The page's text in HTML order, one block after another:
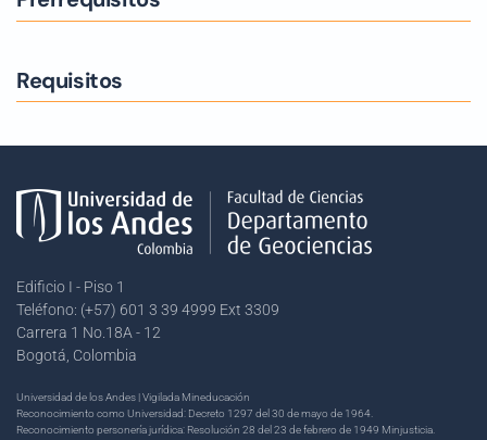
Requisitos
Edificio I - Piso 1
Teléfono: (+57) 601 3 39 4999 Ext 3309
Carrera 1 No.18A - 12
Bogotá, Colombia
Universidad de los Andes | Vigilada Mineducación
Reconocimiento como Universidad: Decreto 1297 del 30 de mayo de 1964.
Reconocimiento personería jurídica: Resolución 28 del 23 de febrero de 1949 Minjusticia.